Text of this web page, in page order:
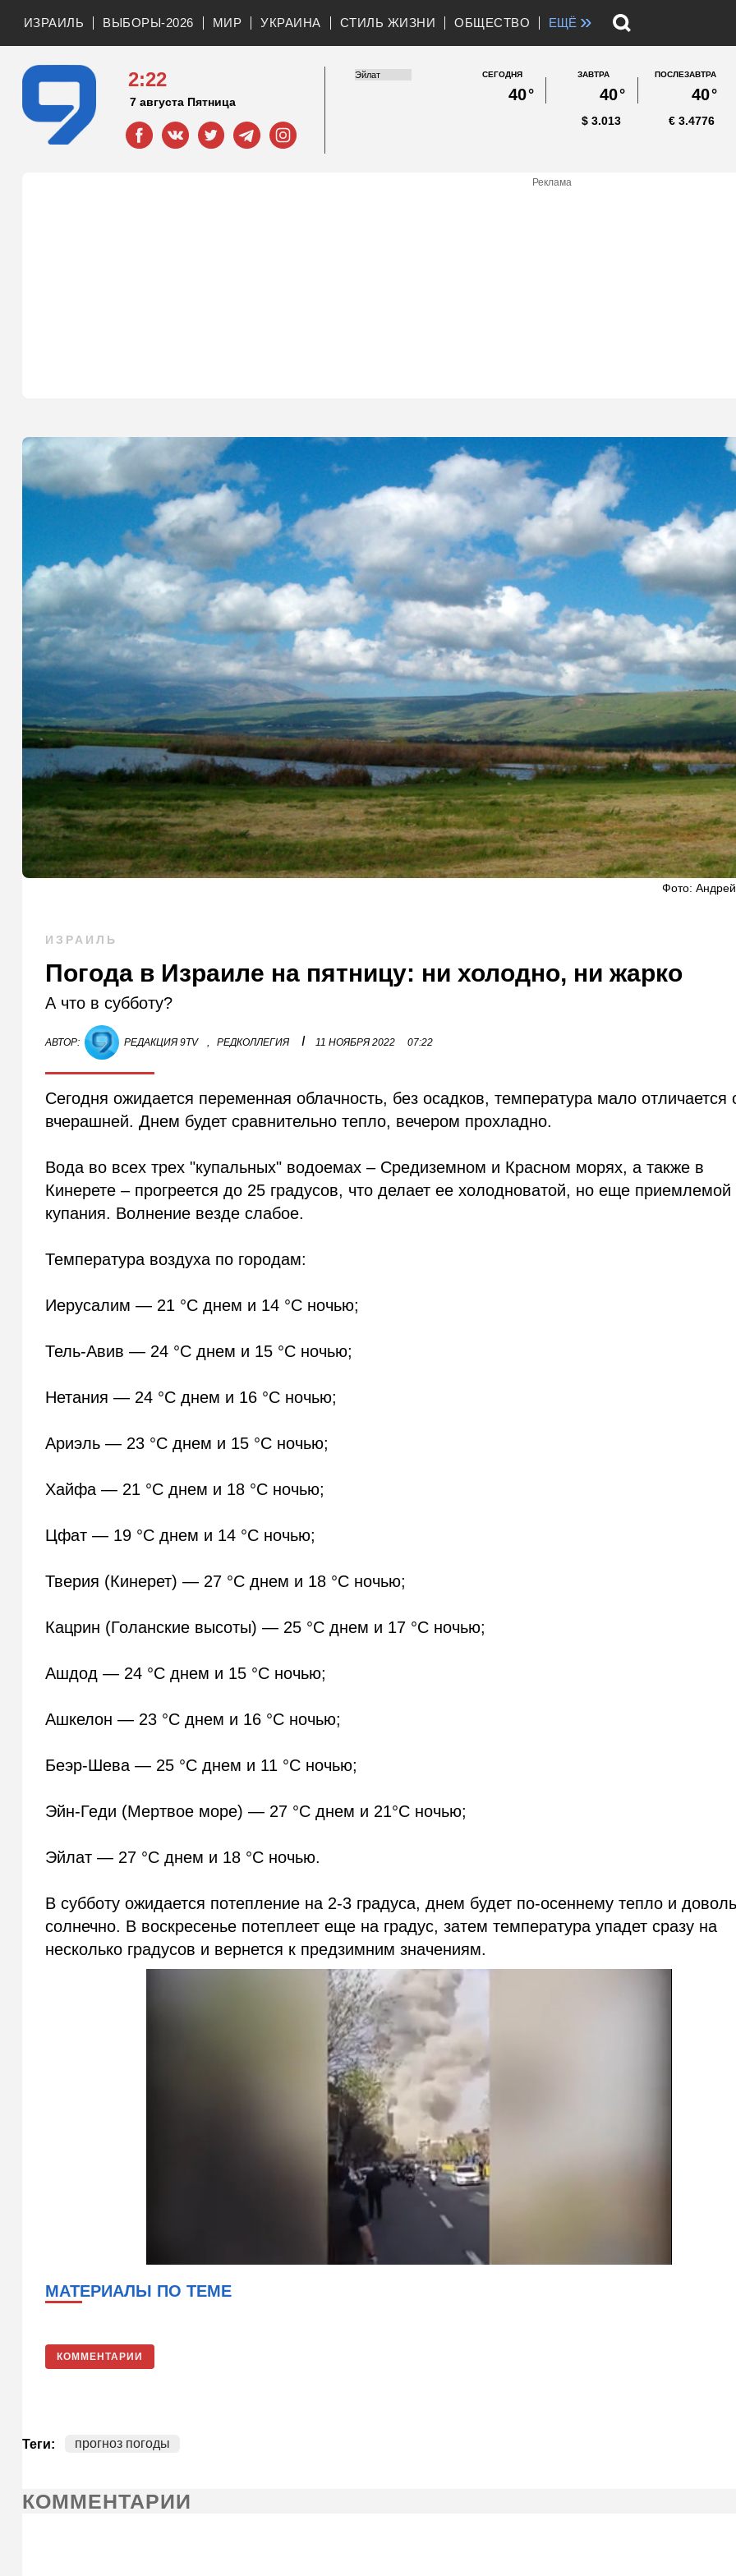
ИЗРАИЛЬ ВЫБОРЫ-2026 МИР УКРАИНА СТИЛЬ ЖИЗНИ ОБЩЕСТВО ЕЩЁ »
2:22
7 августа Пятница
СЕГОДНЯ
40°
ЗАВТРА
40°
ПОСЛЕЗАВТРА
40°
3.013
$ 3.4776
€
Реклама
Фото:
ИЗРАИЛЬ
Погода в Израиле на пятницу: ни холодно, ни жарко
А что в субботу?
АВТОР: РЕДАКЦИЯ 9TV , РЕДКОЛЛЕГИЯ I 11 НОЯБРЯ 2022 07:22
Сегодня ожидается переменная облачность, без осадков, температура мало отличается
вчерашней. Днем будет сравнительно тепло, вечером прохладно.
Вода во всех трех "купальных" водоемах – Средиземном и Красном морях, а также в
Кинерете – прогреется до 25 градусов, что делает ее холодноватой, но еще приемлемой
купания. Волнение везде слабое.
Температура воздуха по городам:
Иерусалим — 21 °C днем и 14 °C ночью;
Тель-Авив — 24 °C днем и 15 °C ночью;
Нетания — 24 °C днем и 16 °C ночью;
Ариэль — 23 °C днем и 15 °C ночью;
Хайфа — 21 °C днем и 18 °C ночью;
Цфат — 19 °C днем и 14 °C ночью;
Тверия (Кинерет) — 27 °C днем и 18 °C ночью;
Кацрин (Голанские высоты) — 25 °C днем и 17 °C ночью;
Ашдод — 24 °C днем и 15 °C ночью;
Ашкелон — 23 °C днем и 16 °C ночью;
Беэр-Шева — 25 °C днем и 11 °C ночью;
Эйн-Геди (Мертвое море) — 27 °C днем и 21°C ночью;
Эйлат — 27 °C днем и 18 °C ночью.
В субботу ожидается потепление на 2-3 градуса, днем будет по-осеннему тепло и
солнечно. В воскресенье потеплеет еще на градус, затем температура упадет сразу на
несколько градусов и вернется к предзимним значениям.
МАТЕРИАЛЫ ПО ТЕМЕ
КОММЕНТАРИИ
Теги: прогноз погоды
КОММЕНТАРИИ